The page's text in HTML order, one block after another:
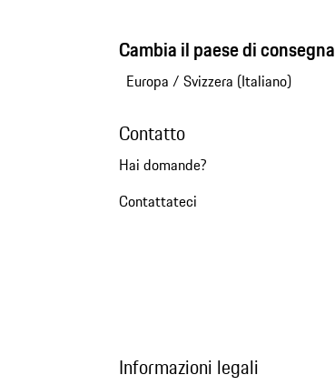
Cambia il paese di consegna
Europa / Svizzera (Italiano)
Contatto
Hai domande?
Contattateci
Informazioni legali